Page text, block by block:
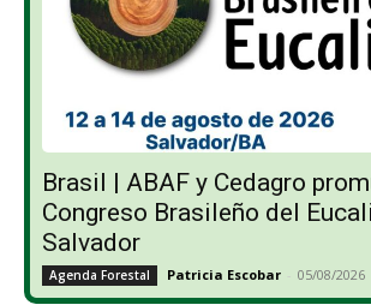
Brasil | ABAF y Cedagro
Congreso Brasileño del
Salvador
Agenda Forestal Patricia Escobar - 05/08/2026